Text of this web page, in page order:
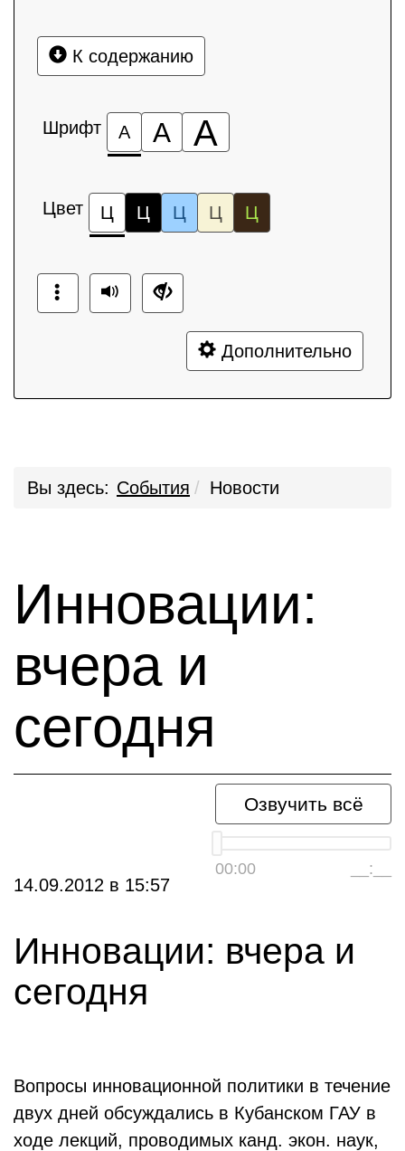
К содержанию
Шрифт А А А
Цвет Ц Ц Ц Ц Ц
Дополнительно
Вы здесь: События Новости
Инновации:
вчера и
сегодня
Озвучить всё
00:00 __:__
14.09.2012 в 15:57
Инновации: вчера и
сегодня
Вопросы инновационной политики в течение
двух дней обсуждались в Кубанском ГАУ в
ходе лекций, проводимых канд. экон. наук,